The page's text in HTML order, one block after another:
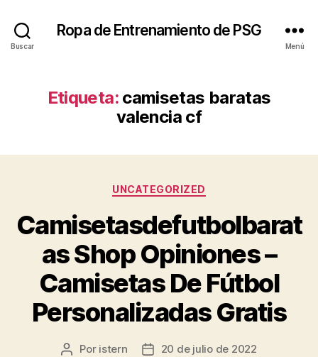
Buscar
Ropa de Entrenamiento de PSG
Menú
Etiqueta: camisetas baratas
valencia cf
Categorías
UNCATEGORIZED
Camisetasdefutbolbarat
as Shop Opiniones –
Camisetas De Fútbol
Personalizadas Gratis
Autor
Por istern
Fecha20 de julio de 2022